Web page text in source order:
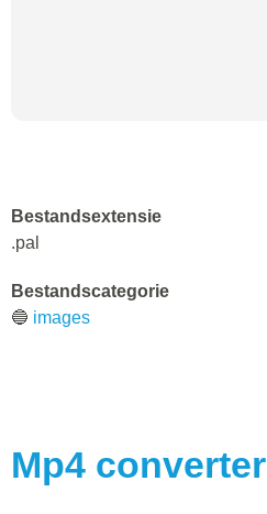
Bestandsextensie
.pal
Bestandscategorie
🔵 images
Mp4 converter